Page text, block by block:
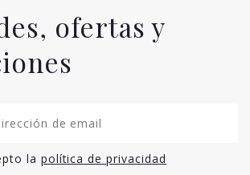
ofertas y
la política de privacidad